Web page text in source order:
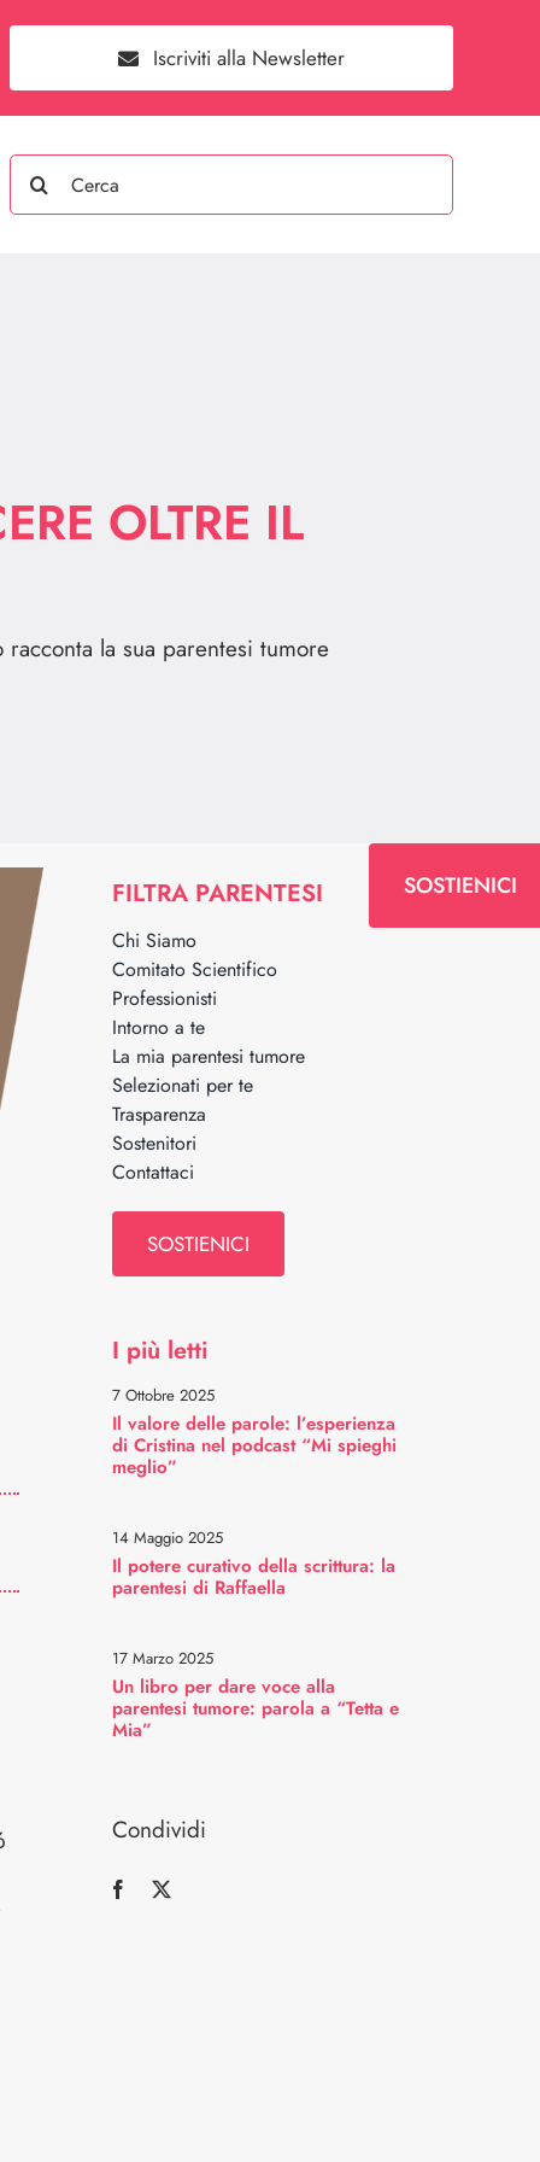
Iscriviti alla Newsletter
Search
for:
OLTRE IL
la sua parentesi tumore
SOSTIENICI
FILTRA PARENTESI
Chi Siamo
Comitato Scientifico
Professionisti
Intorno a te
La mia parentesi tumore
Selezionati per te
Trasparenza
Sostenitori
Contattaci
SOSTIENICI
I più letti
7 Ottobre 2025
Il valore delle parole: l’esperienza
di Cristina nel podcast “Mi spieghi
meglio”
14 Maggio 2025
Il potere curativo della scrittura: la
parentesi di Raffaella
17 Marzo 2025
Un libro per dare voce alla
parentesi tumore: parola a “Tetta e
Mia”
Condividi